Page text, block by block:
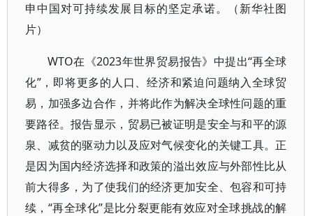
申中国对可持续发展目标的坚定承诺。（新华社图
片）
WTO在《2023年世界贸易报告》中提出“再全球
化”，即将更多的人口、经济和紧迫问题纳入全球贸
易，加强多边合作，并将此作为解决全球性问题的重
要路径。报告显示，贸易已被证明是安全与和平的源
泉、减贫的驱动力以及应对气候变化的关键工具。正
是因为国内经济选择和政策的溢出效应与外部性比从
前大得多，为了使我们的经济更加安全、包容和可持
续，“再全球化”是比分裂更能有效应对全球挑战的解